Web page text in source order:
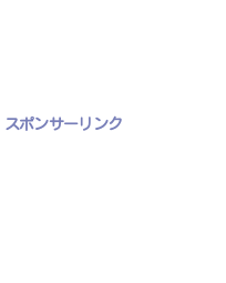
スポンサーリンク